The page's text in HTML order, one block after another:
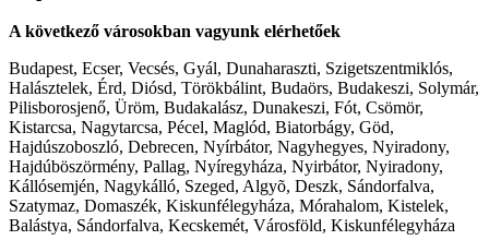
A következő városokban vagyunk elérhetőek
Budapest, Ecser, Vecsés, Gyál, Dunaharaszti, Szigetszentmiklós,
Halásztelek, Érd, Diósd, Törökbálint, Budaörs, Budakeszi, Solymár,
Pilisborosjenő, Üröm, Budakalász, Dunakeszi, Fót, Csömör,
Kistarcsa, Nagytarcsa, Pécel, Maglód, Biatorbágy, Göd,
Hajdúszoboszló, Debrecen, Nyírbátor, Nagyhegyes, Nyiradony,
Hajdúböszörmény, Pallag, Nyíregyháza, Nyirbátor, Nyiradony,
Kállósemjén, Nagykálló, Szeged, Algyõ, Deszk, Sándorfalva,
Szatymaz, Domaszék, Kiskunfélegyháza, Mórahalom, Kistelek,
Balástya, Sándorfalva, Kecskemét, Városföld, Kiskunfélegyháza